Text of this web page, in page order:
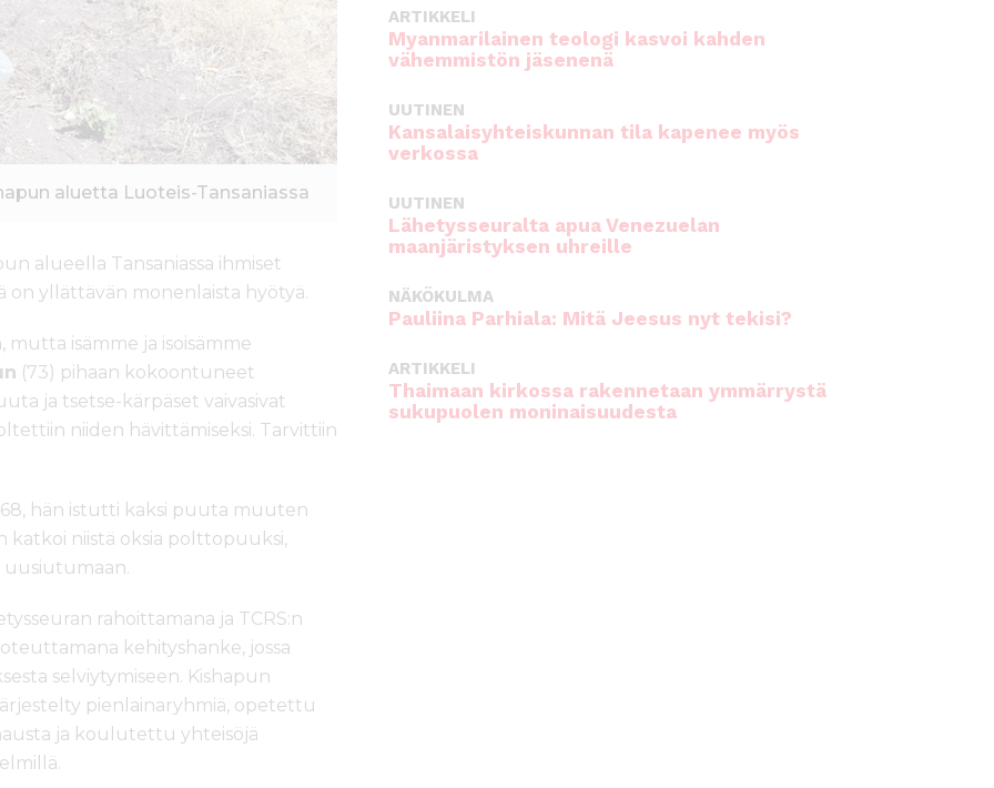
aluetta Luoteis-Tansaniassa
alueella Tansaniassa ihmiset
on yllättävän monenlaista hyötyä.
mutta isämme ja isoisämme
(73) pihaan kokoontuneet
ja tsetse-kärpäset vaivasivat
niiden hävittämiseksi. Tarvittiin
hän istutti kaksi puuta muuten
niistä oksia polttopuuksi,
uusiutumaan.
rahoittamana ja TCRS:n
kehityshanke, jossa
selviytymiseen. Kishapun
pienlainaryhmiä, opetettu
ja koulutettu yhteisöjä
ARTIKKELI
Myanmarilainen teologi kasvoi kahden
vähemmistön jäsenenä
UUTINEN
Kansalaisyhteiskunnan tila kapenee myös
verkossa
UUTINEN
Lähetysseuralta apua Venezuelan
maanjäristyksen uhreille
NÄKÖKULMA
Pauliina Parhiala: Mitä Jeesus nyt tekisi?
ARTIKKELI
Thaimaan kirkossa rakennetaan ymmärrystä
sukupuolen moninaisuudesta